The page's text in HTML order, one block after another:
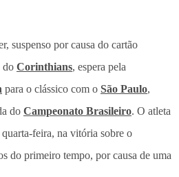
suspenso por causa do cartão
do Corinthians, espera pela
para o clássico com o São Paulo,
do Campeonato Brasileiro. O atleta
feira, na vitória sobre o
do primeiro tempo, por causa de uma